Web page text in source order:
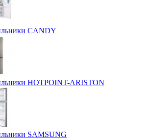
CANDY
HOTPOINT-ARISTON
SAMSUNG